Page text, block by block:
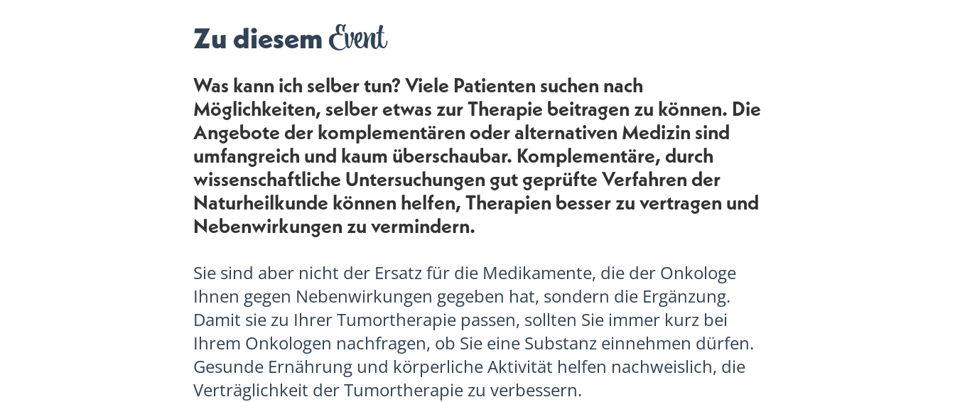
Zu diesem Event
Was kann ich selber tun? Viele Patienten suchen nach
Möglichkeiten, selber etwas zur Therapie beitragen zu können. Die
Angebote der komplementären oder alternativen Medizin sind
umfangreich und kaum überschaubar. Komplementäre, durch
wissenschaftliche Untersuchungen gut geprüfte Verfahren der
Naturheilkunde können helfen, Therapien besser zu vertragen und
Nebenwirkungen zu vermindern.
Sie sind aber nicht der Ersatz für die Medikamente, die der Onkologe
Ihnen gegen Nebenwirkungen gegeben hat, sondern die Ergänzung.
Damit sie zu Ihrer Tumortherapie passen, sollten Sie immer kurz bei
Ihrem Onkologen nachfragen, ob Sie eine Substanz einnehmen dürfen.
Gesunde Ernährung und körperliche Aktivität helfen nachweislich, die
Verträglichkeit der Tumortherapie zu verbessern.